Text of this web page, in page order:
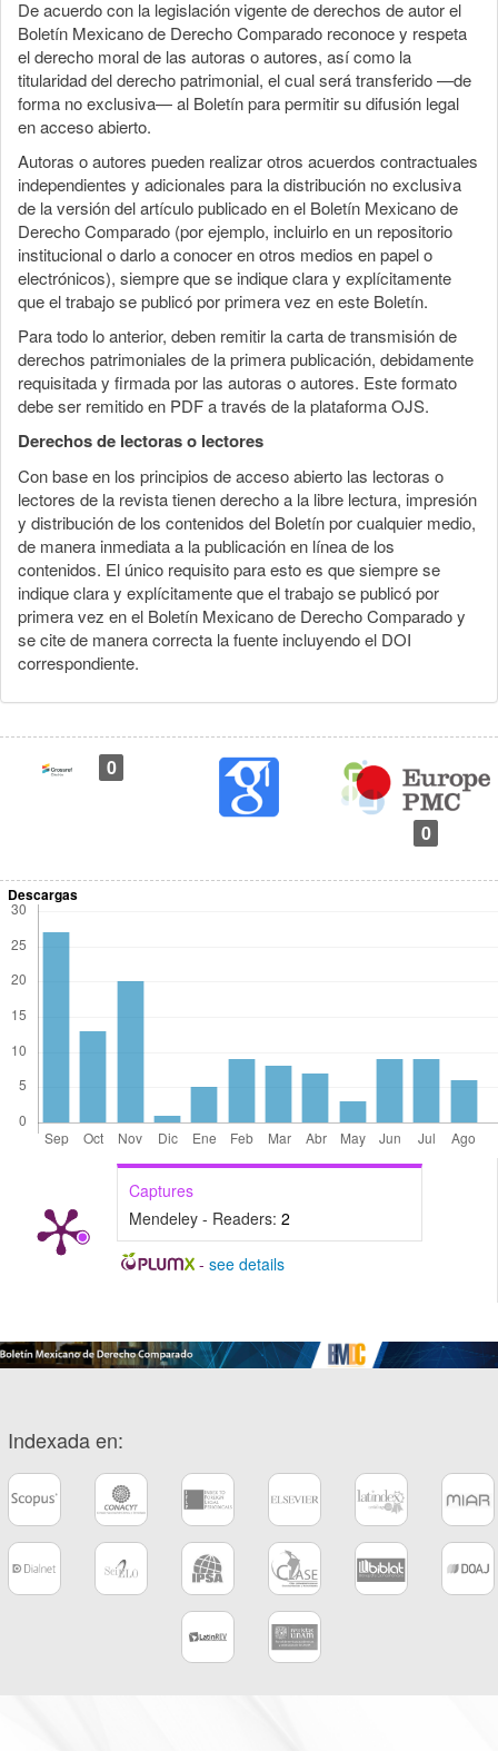
De acuerdo con la legislación vigente de derechos de autor el
Boletín Mexicano de Derecho Comparado reconoce y respeta
el derecho moral de las autoras o autores, así como la
titularidad del derecho patrimonial, el cual será transferido —de
forma no exclusiva— al Boletín para permitir su difusión legal
en acceso abierto.
Autoras o autores pueden realizar otros acuerdos contractuales
independientes y adicionales para la distribución no exclusiva
de la versión del artículo publicado en el Boletín Mexicano de
Derecho Comparado (por ejemplo, incluirlo en un repositorio
institucional o darlo a conocer en otros medios en papel o
electrónicos), siempre que se indique clara y explícitamente
que el trabajo se publicó por primera vez en este Boletín.
Para todo lo anterior, deben remitir la carta de transmisión de
derechos patrimoniales de la primera publicación, debidamente
requisitada y firmada por las autoras o autores. Este formato
debe ser remitido en PDF a través de la plataforma OJS.
Derechos de lectoras o lectores
Con base en los principios de acceso abierto las lectoras o
lectores de la revista tienen derecho a la libre lectura, impresión
y distribución de los contenidos del Boletín por cualquier medio,
de manera inmediata a la publicación en línea de los
contenidos. El único requisito para esto es que siempre se
indique clara y explícitamente que el trabajo se publicó por
primera vez en el Boletín Mexicano de Derecho Comparado y
se cite de manera correcta la fuente incluyendo el DOI
correspondiente.
0
0
Descargas
Captures
Mendeley - Readers: 2
- see details
Indexada en: